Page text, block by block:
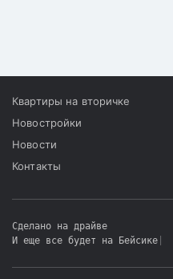
Квартиры на вторичке
Новостройки
Новости
Контакты
Сделано на драйве
И еще все будет на Бейсике